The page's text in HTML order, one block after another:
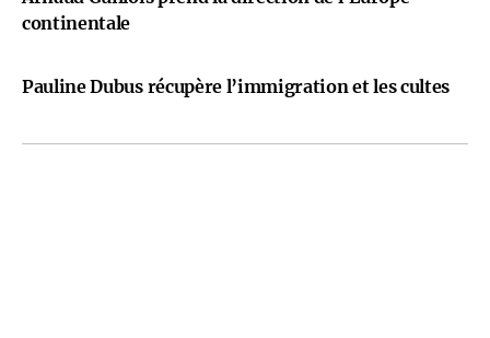
continentale
Pauline Dubus récupère l’immigration et les cultes